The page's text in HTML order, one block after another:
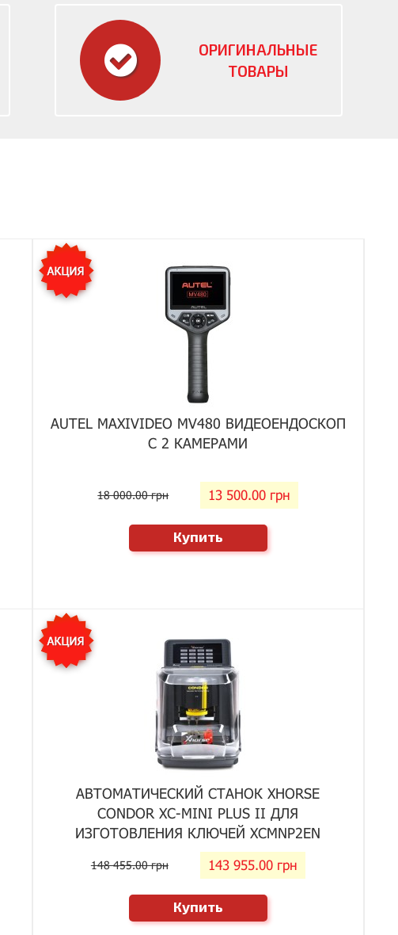
ОРИГИНАЛЬНЫЕ
ТОВАРЫ
AUTEL MAXIVIDEO MV480 ВИДЕОЕНДОСКОП
С 2 КАМЕРАМИ
18 000.00 грн 13 500.00 грн
Купить
АВТОМАТИЧЕСКИЙ СТАНОК XHORSE
CONDOR XC-MINI PLUS II ДЛЯ
ИЗГОТОВЛЕНИЯ КЛЮЧЕЙ XCMNP2EN
148 455.00 грн 143 955.00 грн
Купить